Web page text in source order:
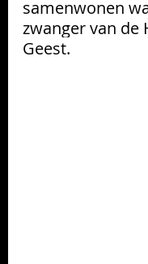
samenwonen
zwanger van de
Geest.